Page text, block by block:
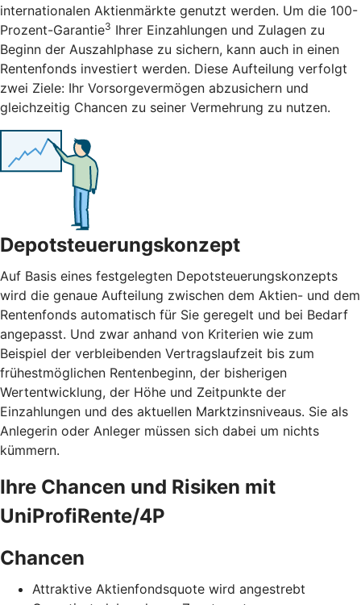
internationalen Aktienmärkte genutzt werden. Um die 100-
Prozent-Garantie3 Ihrer Einzahlungen und Zulagen zu
Beginn der Auszahlphase zu sichern, kann auch in einen
Rentenfonds investiert werden. Diese Aufteilung verfolgt
zwei Ziele: Ihr Vorsorgevermögen abzusichern und
gleichzeitig Chancen zu seiner Vermehrung zu nutzen.
Depotsteuerungskonzept
Auf Basis eines festgelegten Depotsteuerungskonzepts
wird die genaue Aufteilung zwischen dem Aktien- und dem
Rentenfonds automatisch für Sie geregelt und bei Bedarf
angepasst. Und zwar anhand von Kriterien wie zum
Beispiel der verbleibenden Vertragslaufzeit bis zum
frühestmöglichen Rentenbeginn, der bisherigen
Wertentwicklung, der Höhe und Zeitpunkte der
Einzahlungen und des aktuellen Marktzinsniveaus. Sie als
Anlegerin oder Anleger müssen sich dabei um nichts
kümmern.
Ihre Chancen und Risiken mit
UniProfiRente/4P
Chancen
Attraktive Aktienfondsquote wird angestrebt